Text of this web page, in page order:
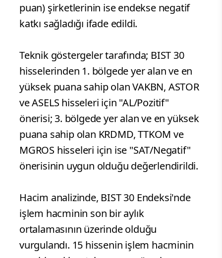
puan) şirketlerinin ise endekse negatif
katkı sağladığı ifade edildi.
Teknik göstergeler tarafında; BIST 30
hisselerinden 1. bölgede yer alan ve en
yüksek puana sahip olan VAKBN, ASTOR
ve ASELS hisseleri için "AL/Pozitif"
önerisi; 3. bölgede yer alan ve en yüksek
puana sahip olan KRDMD, TTKOM ve
MGROS hisseleri için ise "SAT/Negatif"
önerisinin uygun olduğu değerlendirildi.
Hacim analizinde, BIST 30 Endeksi'nde
işlem hacminin son bir aylık
ortalamasının üzerinde olduğu
vurgulandı. 15 hissenin işlem hacminin